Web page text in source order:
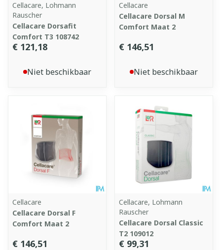
Cellacare, Lohmann
Rauscher
Cellacare Dorsafit
Comfort T3 108742
€ 121,18
Niet beschikbaar
Cellacare
Cellacare Dorsal M
Comfort Maat 2
€ 146,51
Niet beschikbaar
Cellacare
Cellacare Dorsal F
Comfort Maat 2
€ 146,51
Cellacare, Lohmann
Rauscher
Cellacare Dorsal Classic
T2 109012
€ 99,31